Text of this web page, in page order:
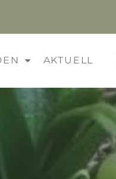
AKTUELL